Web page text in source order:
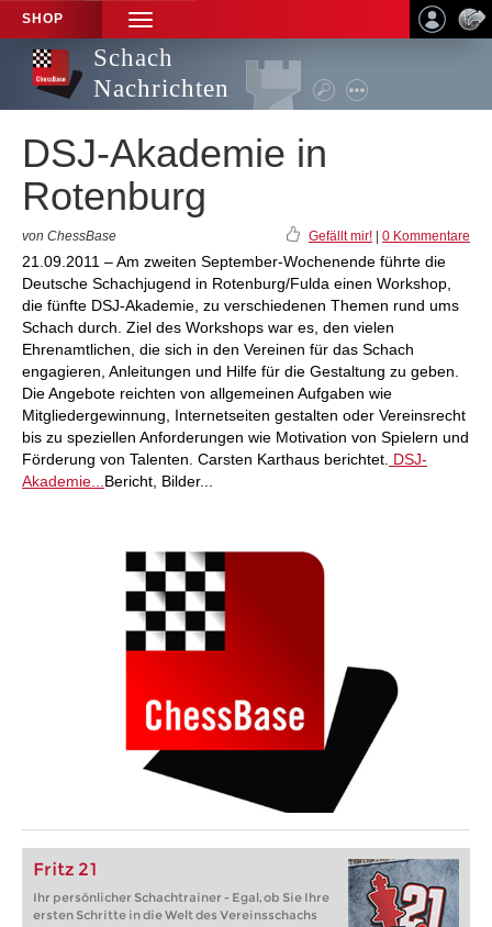
SHOP
TOGGLE
NAVIGATION
Schach
Nachrichten
DSJ-Akademie in
Rotenburg
von ChessBase Gefällt mir! 0 Kommentare
21.09.2011 – Am zweiten September-Wochenende führte die
Deutsche Schachjugend in Rotenburg/Fulda einen Workshop,
die fünfte DSJ-Akademie, zu verschiedenen Themen rund ums
Schach durch. Ziel des Workshops war es, den vielen
Ehrenamtlichen, die sich in den Vereinen für das Schach
engagieren, Anleitungen und Hilfe für die Gestaltung zu geben.
Die Angebote reichten von allgemeinen Aufgaben wie
Mitgliedergewinnung, Internetseiten gestalten oder Vereinsrecht
bis zu speziellen Anforderungen wie Motivation von Spielern und
Förderung von Talenten. Carsten Karthaus berichtet. DSJ-
Akademie... Bericht, Bilder...
Fritz 21
Ihr persönlicher Schachtrainer - Egal, ob Sie Ihre
ersten Schritte in die Welt des Vereinsschachs